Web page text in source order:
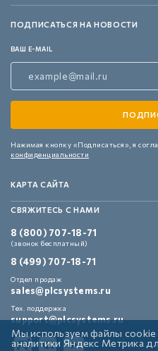
ПОДПИСАТЬСЯ НА НОВОСТИ
ВАШ E-MAIL
Нажимая кнопку «Подписаться», я
конфиденциальности
КАРТА САЙТА
СВЯЖИТЕСЬ С НАМИ
8 (800) 707-18-71
(звонок бесплатный)
8 (499) 707-18-71
Отдел продаж
sales@plcsystems.ru
Тех. поддержка
support@plcsystems.ru
Мы используем файлы cookie
аналитики Яндекс Метрика